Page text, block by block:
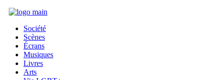
Société
Scènes
Écrans
Musiques
Livres
Arts